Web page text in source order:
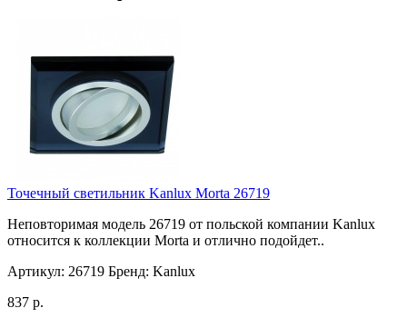
Точечный светильник Kanlux Morta 26719
Неповторимая модель 26719 от польской компании Kanlux
относится к коллекции Morta и отлично подойдет..
Артикул: 26719 Бренд: Kanlux
837 р.